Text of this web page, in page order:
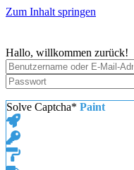
Zum Inhalt springen
Hallo, willkommen zurück!
Solve Captcha* Paint